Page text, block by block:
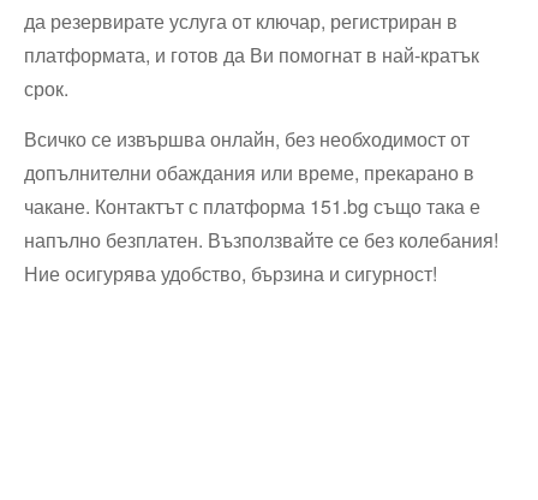
да резервирате услуга от ключар, регистриран в
платформата, и готов да Ви помогнат в най-кратък
срок.
Всичко се извършва онлайн, без необходимост от
допълнителни обаждания или време, прекарано в
чакане. Контактът с платформа 151.bg също така е
напълно безплатен. Възползвайте се без колебания!
Ние осигурява удобство, бързина и сигурност!